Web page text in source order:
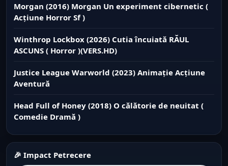
Morgan (2016) Morgan Un experiment cibernetic (
Acțiune Horror Sf )
Winthrop Lockbox (2026) Cutia încuiată RĂUL
ASCUNS ( Horror )(VERS.HD)
Justice League Warworld (2023) Animație Acțiune
Aventură
Head Full of Honey (2018) O călătorie de neuitat (
Comedie Dramă )
🎉 Impact Petrecere